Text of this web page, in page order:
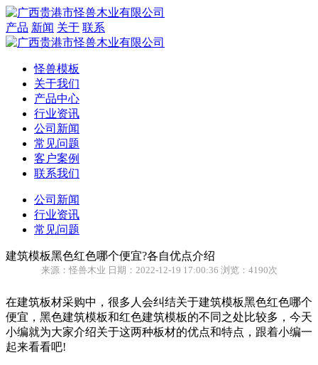
产品 新闻 关于 联系
怪兽模板
关于我们
产品中心
行业资讯
公司新闻
常见问题
客户案例
联系我们
公司新闻
行业资讯
常见问题
建筑模板黑色红色哪个便宜?各自优点介绍
来源：怪兽木业 日期：2022-12-19 17:00:36 浏览：4190次
在建筑板材采购中，很多人会纠结关于建筑模板黑色红色哪个
便宜，黑色建筑模板和红色建筑模板的不同之处比较多，今天
小编就为大家介绍关于这两种板材的优点和特点，跟着小编一
起来看看吧!